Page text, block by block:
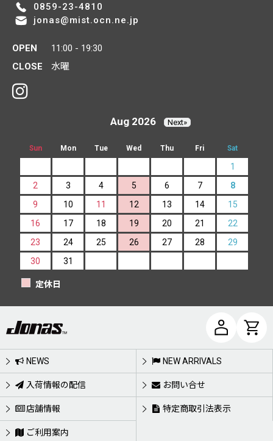
0859-23-4810
jonas@mist.ocn.ne.jp
OPEN
11:00 - 19:30
CLOSE
水曜
Aug 2026 Next»
Sun Mon Tue Wed Thu Fri Sat
1
2
3 4 5 6 7
8
9
10 11 12 13 14
15
16
17 18 19 20 21
22
23
24 25 26 27 28
29
30
31
定休日
NEWS NEW ARRIVALS
入荷情報の配信 お問い合せ
店舗情報 特定商取引法表示
ご利用案内